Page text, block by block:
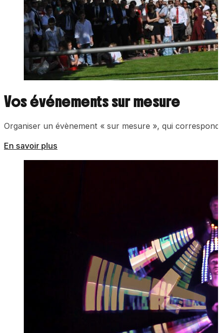
Vos événements sur mesure
Organiser un évènement « sur mesure », qui
En savoir plus